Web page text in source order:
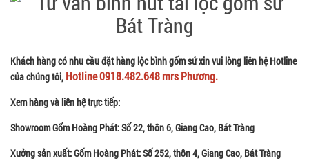
Khách hàng có nhu cầu đặt hàng lộc bình gốm sứ xin vui lòng liên hệ Hotline
của chúng tôi, Hotline 0918.482.648 mrs Phương.
Xem hàng và liên hệ trực tiếp:
Showroom Gốm Hoàng Phát: Số 22, thôn 6, Giang Cao, Bát Tràng
Xưởng sản xuất: Gốm Hoàng Phát: Số 252, thôn 4, Giang Cao, Bát Tràng